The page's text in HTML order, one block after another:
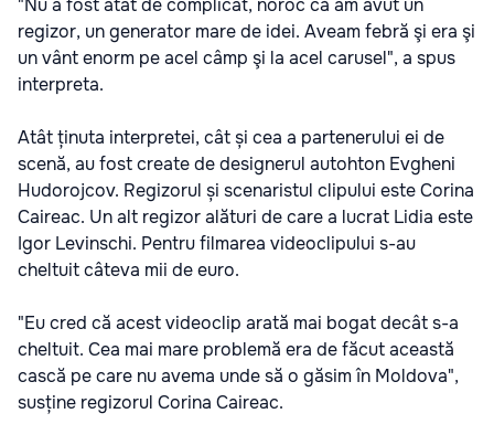
regizor, un generator mare de idei. Aveam febră şi era şi
un vânt enorm pe acel câmp şi la acel carusel", a spus
interpreta.
Atât ținuta interpretei, cât și cea a partenerului ei de
scenă, au fost create de designerul autohton Evgheni
Hudorojcov. Regizorul și scenaristul clipului este Corina
Caireac. Un alt regizor alături de care a lucrat Lidia este
Igor Levinschi. Pentru filmarea videoclipului s-au
cheltuit câteva mii de euro.
"Eu cred că acest videoclip arată mai bogat decât s-a
cheltuit. Cea mai mare problemă era de făcut această
cască pe care nu avema unde să o găsim în Moldova",
susține regizorul Corina Caireac.